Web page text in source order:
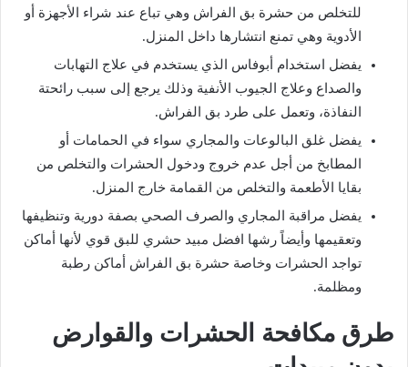
للتخلص من حشرة بق الفراش وهي تباع عند شراء الأجهزة أو
الأدوية وهي تمنع انتشارها داخل المنزل.
يفضل استخدام أبوفاس الذي يستخدم في علاج التهابات
والصداع وعلاج الجيوب الأنفية وذلك يرجع إلى سبب رائحتة
النفاذة، وتعمل على طرد بق الفراش.
يفضل غلق البالوعات والمجاري سواء في الحمامات أو
المطابخ من أجل عدم خروج ودخول الحشرات والتخلص من
بقايا الأطعمة والتخلص من القمامة خارج المنزل.
يفضل مراقبة المجاري والصرف الصحي بصفة دورية وتنظيفها
وتعقيمها وأيضاً رشها
افضل مبيد حشري للبق قوي لأنها أماكن
تواجد الحشرات وخاصة حشرة بق الفراش أماكن رطبة
ومظلمة.
طرق مكافحة الحشرات والقوارض